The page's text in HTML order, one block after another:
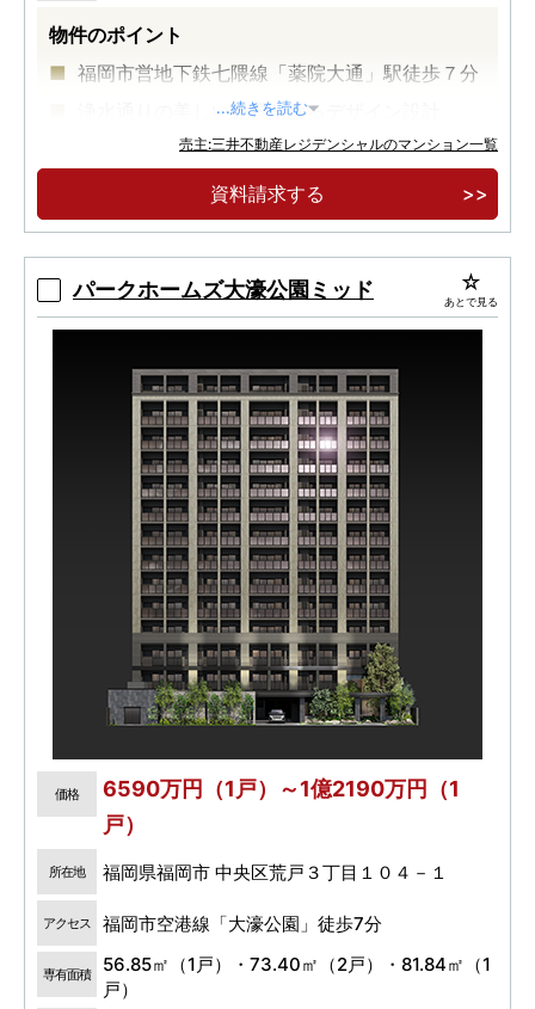
物件のポイント
福岡市営地下鉄七隈線「薬院大通」駅徒歩７分
浄水通りの美しい風景となるデザイン設計
...続きを読む
売主:三井不動産レジデンシャルのマンション一覧
資料請求する
パークホームズ大濠公園ミッド あとで見る
価格
6590万円（1戸）～1億2190万円（1
戸）
所在地 福岡県福岡市 中央区荒戸３丁目１０４－１
アクセス 福岡市空港線「大濠公園」徒歩7分
専有面積
56.85㎡（1戸）・73.40㎡（2戸）・81.84㎡（1
戸）